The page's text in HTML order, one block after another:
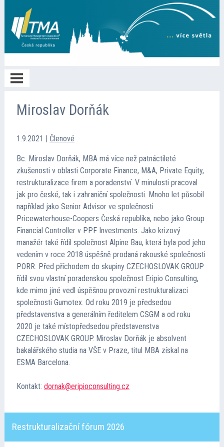
Home
O TMA
Členství
Spolupráce
Kontakt
Cena TMA
Průvodce insolvencí
Miroslav Dorňák
1.9.2021 | Členové
Bc. Miroslav Dorňák, MBA má více než patnáctileté
zkušenosti v oblasti Corporate Finance, M&A, Private Equity,
restrukturalizace firem a poradenství. V minulosti pracoval
jak pro české, tak i zahraniční společnosti. Mnoho let působil
například jako Senior Advisor ve společnosti
Pricewaterhouse-Coopers Česká republika, nebo jako Group
Financial Controller v PPF Investments. Jako krizový
manažér také řídil společnost Alpine Bau, která byla pod jeho
vedením v roce 2018 úspěšně prodaná rakouské společnosti
PORR. Před příchodem do skupiny CZECHOSLOVAK GROUP
řídil svou vlastní poradenskou společnost Eripio Consulting,
kde mimo jiné vedl úspěšnou provozní restrukturalizaci
společnosti Gumotex. Od roku 2019 je předsedou
představenstva a generálním ředitelem CSGM a od roku
2020 je také místopředsedou představenstva
CZECHOSLOVAK GROUP. Miroslav Dorňák je absolvent
bakalářského studia na VŠE v Praze, titul MBA získal na
ESMA Barcelona.
Kontakt: dornak@eripioconsulting.cz
Restrukturalizační fórum 2026